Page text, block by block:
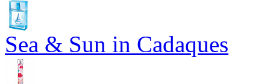
Sea & Sun in Cadaques